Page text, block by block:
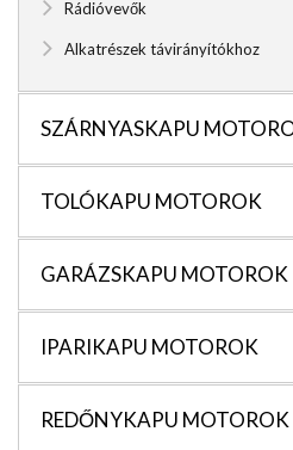
Rádióvevők
Alkatrészek távirányítókhoz
SZÁRNYASKAPU
TOLÓKAPU MOTOROK
GARÁZSKAPU MOTOROK
IPARIKAPU MOTOROK
REDŐNYKAPU MOTOROK